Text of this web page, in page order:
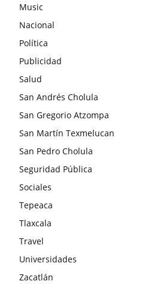
Music
Nacional
Política
Publicidad
Salud
San Andrés Cholula
San Gregorio Atzompa
San Martín Texmelucan
San Pedro Cholula
Seguridad Pública
Sociales
Tepeaca
Tlaxcala
Travel
Universidades
Zacatlán